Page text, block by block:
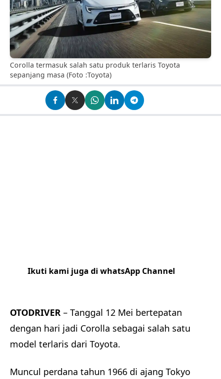
Corolla termasuk salah satu produk terlaris Toyota
sepanjang masa (Foto :Toyota)
Ikuti kami juga di whatsApp Channel
OTODRIVER – Tanggal 12 Mei bertepatan
dengan hari jadi Corolla sebagai salah satu
model terlaris dari Toyota.
Muncul perdana tahun 1966 di ajang Tokyo